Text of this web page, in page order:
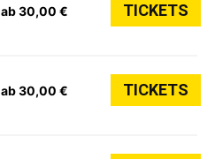
ab 30,00 € TICKETS
ab 30,00 € TICKETS